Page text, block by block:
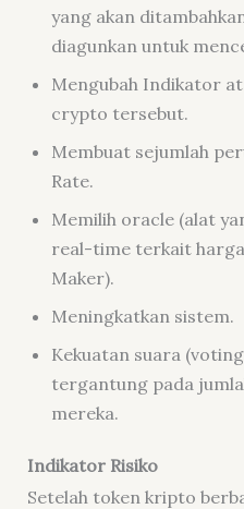
yang akan
diagunkan untuk
Mengubah Indikator
crypto tersebut.
Membuat sejumlah
Rate.
Memilih oracle (alat
real-time terkait
Maker).
Meningkatkan sistem.
Kekuatan suara
tergantung pada
mereka.
IndikatorRisiko
Setelah token kripto